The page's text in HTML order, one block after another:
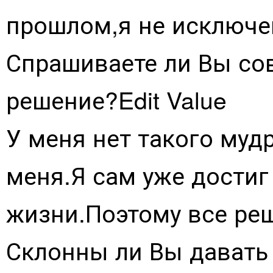
прошлом,я не
Спрашиваете ли Вы
решение?Edit Value
У меня нет такого
меня.Я сам уже
жизни.Поэтому все
Склонны ли Вы